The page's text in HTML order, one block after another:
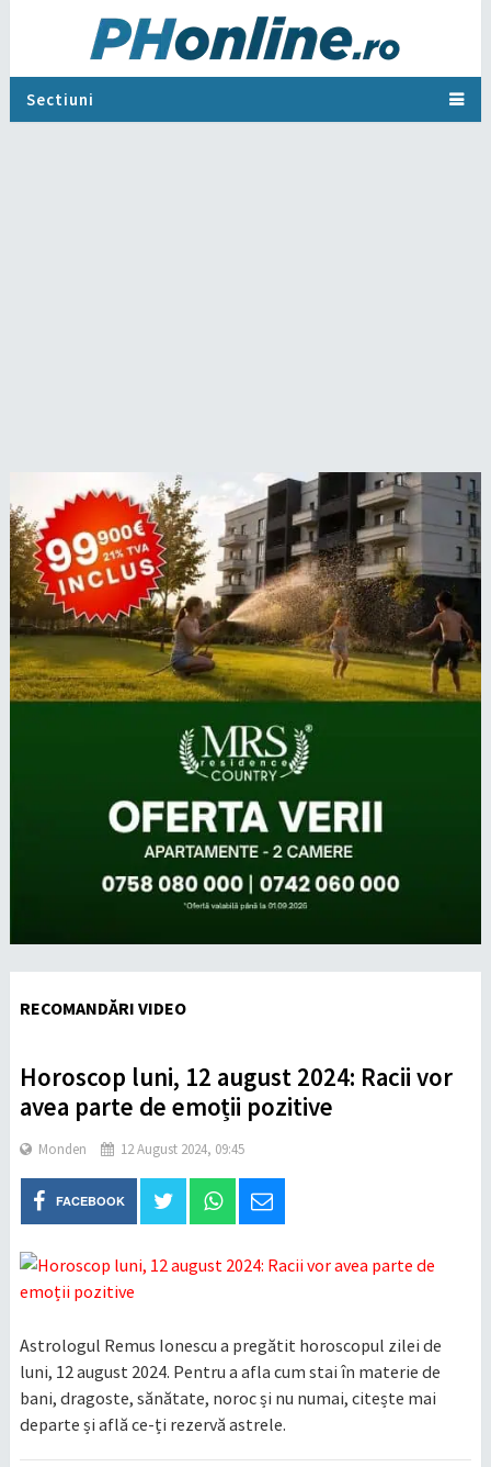
Sectiuni
RECOMANDĂRI VIDEO
Horoscop luni, 12 august 2024: Racii vor
avea parte de emoții pozitive
Monden 12 August 2024, 09:45
FACEBOOK
Astrologul Remus Ionescu a pregătit horoscopul zilei de
luni, 12 august 2024. Pentru a afla cum stai în materie de
bani, dragoste, sănătate, noroc și nu numai, citește mai
departe și află ce-ți rezervă astrele.